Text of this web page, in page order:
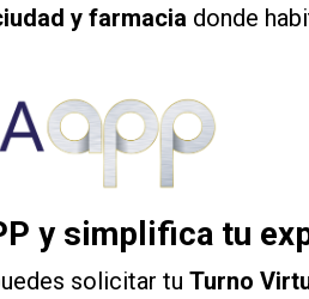
y farmacia donde
y simplifica tu
solicitar tu Turno